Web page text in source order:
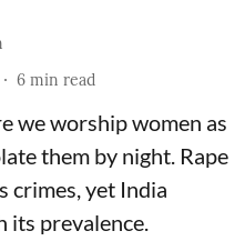
6 min read
we worship women as
them by night. Rape
crimes, yet India
its prevalence.